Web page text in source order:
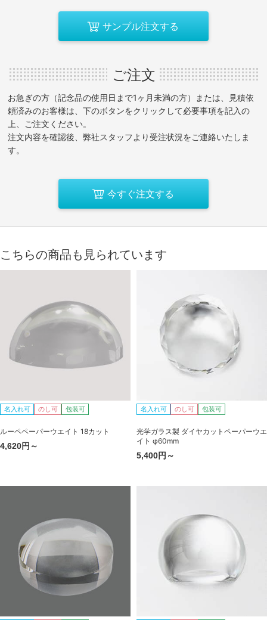
サンプル注文する
ご注文
お急ぎの方（記念品の使用日まで1ヶ月未満の方）または、見積依
頼済みのお客様は、下のボタンをクリックして必要事項を記入の
上、ご注文ください。
注文内容を確認後、弊社スタッフより受注状況をご連絡いたしま
す。
今すぐ注文する
こちらの商品も見られています
名入れ可 のし可 包装可
ルーペペーパーウエイト 18カット
4,620円～
名入れ可 のし可 包装可
光学ガラス製 ダイヤカットペーパーウエ
イト φ60mm
5,400円～